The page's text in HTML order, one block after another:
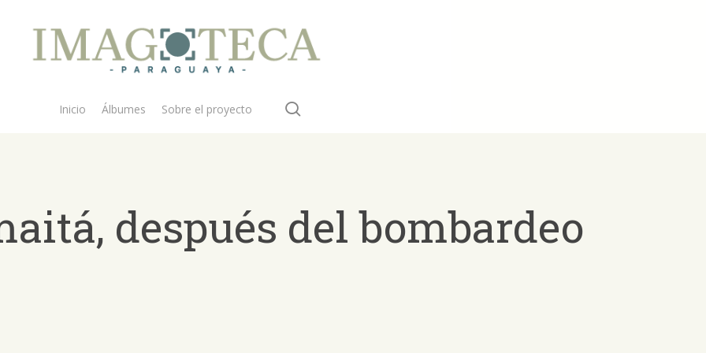
Inicio Álbumes Sobre el proyecto
después del bombardeo